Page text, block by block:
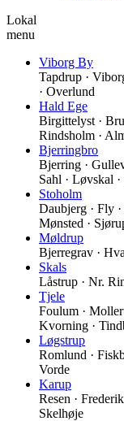
Lokal
menu
Viborg By
Tapdrup ·
· Overlund
Hald Ege
Birgittelyst ·
Rindsholm ·
Bjerringbro
Bjerring ·
Sahl · Løvskal
Stoholm
Daubjerg · Fly
Mønsted ·
Møldrup
Bjerregrav ·
Skals
Låstrup · Nr.
Tjele
Foulum ·
Kvorning ·
Løgstrup
Romlund ·
Vorde
Karup
Resen ·
Skelhøje